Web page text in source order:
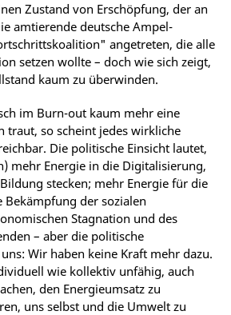
Zustand von Erschöpfung, der an
amtierende deutsche Ampel-
angetreten, die alle
setzen wollte – doch wie sich zeigt,
kaum zu überwinden.
im Burn-out kaum mehr eine
traut, so scheint jedes wirkliche
Die politische Einsicht lautet,
mehr Energie in die Digitalisierung,
stecken; mehr Energie für die
der sozialen
Stagnation und des
– aber die politische
Wir haben keine Kraft mehr dazu.
wie kollektiv unfähig, auch
den Energieumsatz zu
uns selbst und die Umwelt zu